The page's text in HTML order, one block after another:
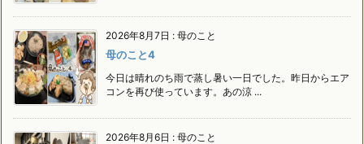
2026年8月7日 : 母のこと
母のこと4
今日は晴れのち雨で蒸し暑い一日でした。昨日からエア
コンを再び使っています。あの涼 ...
2026年8月6日 : 母のこと